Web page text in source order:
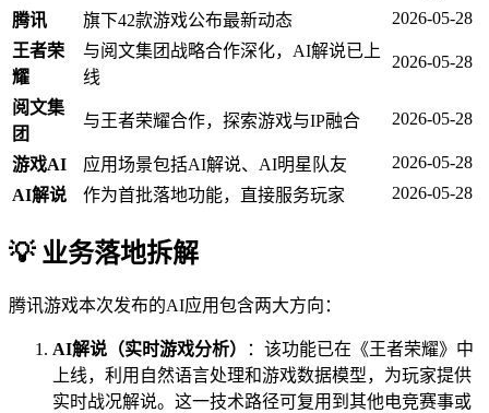
腾讯
旗下42款游戏公布最新动态
2026-05-28
王者荣
耀
与阅文集团战略合作深化，AI解说已上
线
2026-05-28
阅文集
团
与王者荣耀合作，探索游戏与IP融合 2026-05-28
游戏AI 应用场景包括AI解说、AI明星队友
2026-05-28
AI解说
作为首批落地功能，直接服务玩家 2026-05-28
💡 业务落地拆解
腾讯游戏本次发布的AI应用包含两大方向：
AI解说（实时游戏分析）
：该功能已在《王者荣耀》中
上线，利用自然语言处理和游戏数据模型，为玩家提供
实时战况解说。这一技术路径可复用到其他电竞赛事或